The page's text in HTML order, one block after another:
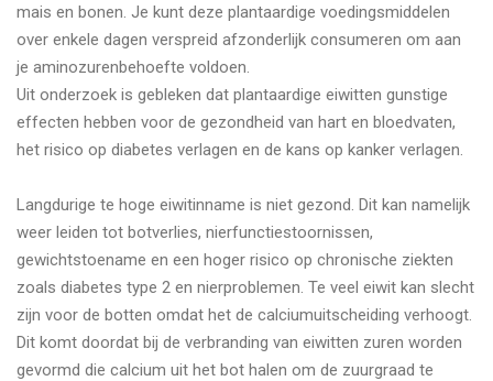
mais en bonen. Je kunt deze plantaardige voedingsmiddelen
over enkele dagen verspreid afzonderlijk consumeren om aan
je aminozurenbehoefte voldoen.
Uit onderzoek is gebleken dat plantaardige eiwitten gunstige
effecten hebben voor de gezondheid van hart en bloedvaten,
het risico op diabetes verlagen en de kans op kanker verlagen.
Langdurige te hoge eiwitinname is niet gezond. Dit kan namelijk
weer leiden tot botverlies, nierfunctiestoornissen,
gewichtstoename en een hoger risico op chronische ziekten
zoals diabetes type 2 en nierproblemen. Te veel eiwit kan slecht
zijn voor de botten omdat het de calciumuitscheiding verhoogt.
Dit komt doordat bij de verbranding van eiwitten zuren worden
gevormd die calcium uit het bot halen om de zuurgraad te